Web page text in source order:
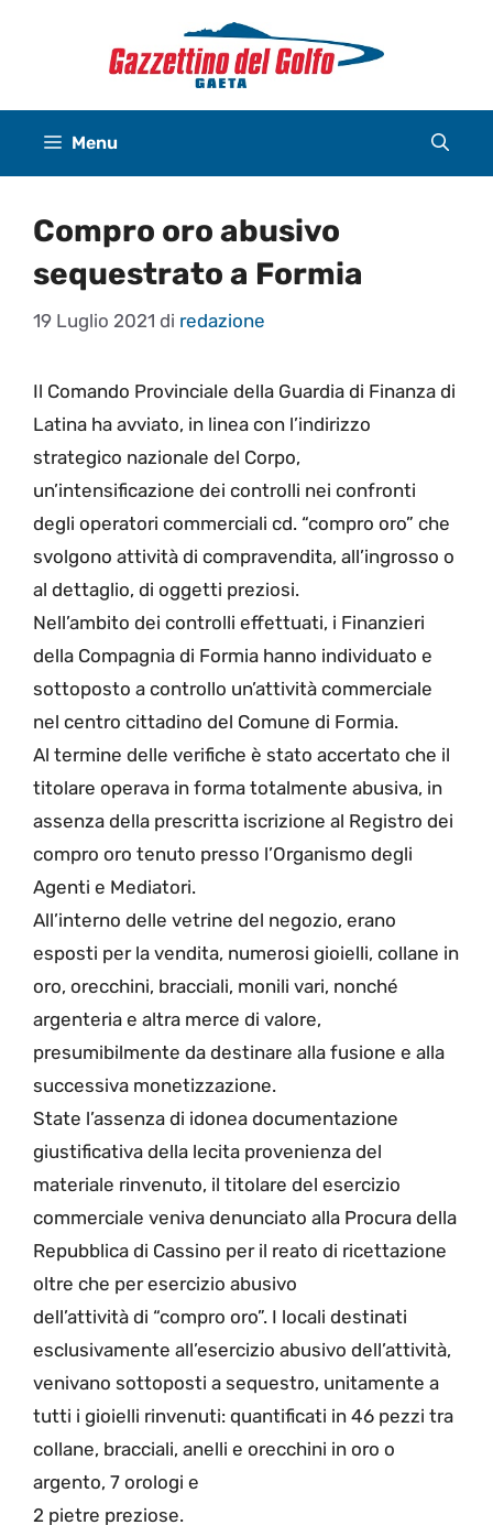
Menu
Compro oro abusivo
sequestrato a Formia
19 Luglio 2021 di redazione
Il Comando Provinciale della Guardia di Finanza di
Latina ha avviato, in linea con l’indirizzo
strategico nazionale del Corpo,
un’intensificazione dei controlli nei confronti
degli operatori commerciali cd. “compro oro” che
svolgono attività di compravendita, all’ingrosso o
al dettaglio, di oggetti preziosi.
Nell’ambito dei controlli effettuati, i Finanzieri
della Compagnia di Formia hanno individuato e
sottoposto a controllo un’attività commerciale
nel centro cittadino del Comune di Formia.
Al termine delle verifiche è stato accertato che il
titolare operava in forma totalmente abusiva, in
assenza della prescritta iscrizione al Registro dei
compro oro tenuto presso l’Organismo degli
Agenti e Mediatori.
All’interno delle vetrine del negozio, erano
esposti per la vendita, numerosi gioielli, collane in
oro, orecchini, bracciali, monili vari, nonché
argenteria e altra merce di valore,
presumibilmente da destinare alla fusione e alla
successiva monetizzazione.
State l’assenza di idonea documentazione
giustificativa della lecita provenienza del
materiale rinvenuto, il titolare del esercizio
commerciale veniva denunciato alla Procura della
Repubblica di Cassino per il reato di ricettazione
oltre che per esercizio abusivo
dell’attività di “compro oro”. I locali destinati
esclusivamente all’esercizio abusivo dell’attività,
venivano sottoposti a sequestro, unitamente a
tutti i gioielli rinvenuti: quantificati in 46 pezzi tra
collane, bracciali, anelli e orecchini in oro o
argento, 7 orologi e
2 pietre preziose.